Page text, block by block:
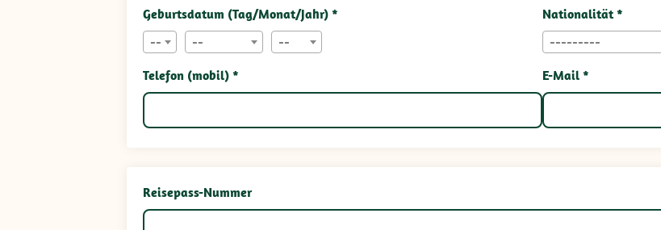
Geburtsdatum (Tag/Monat/Jahr) *
-- -- --
Nationalität *
---------
Telefon (mobil) * E-Mail *
Reisepass-Nummer